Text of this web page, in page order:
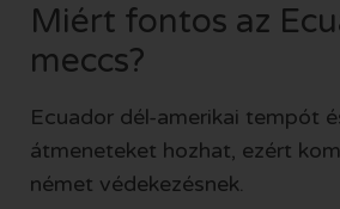
Miért fontos az
meccs?
Ecuador dél-amerikai tempót
átmeneteket hozhat, ezért
német védekezésnek.